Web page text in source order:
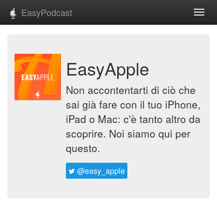
EasyPodcast
EasyApple
Non accontentarti di ciò che
sai già fare con il tuo iPhone,
iPad o Mac: c'è tanto altro da
scoprire. Noi siamo qui per
questo.
@easy_apple